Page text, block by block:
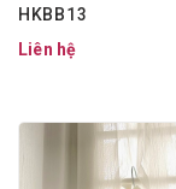
HKBB13
Liên hệ